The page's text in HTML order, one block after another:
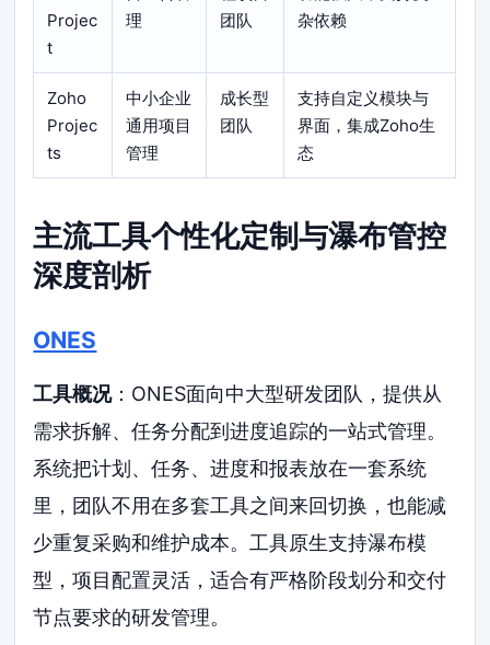
Projec
t
理
团队
杂依赖
Zoho
Projec
ts
中小企业
通用项目
管理
成长型
团队
支持自定义模块与
界面，集成Zoho生
态
主流工具个性化定制与瀑布管控
深度剖析
ONES
工具概况：ONES面向中大型研发团队，提供从
需求拆解、任务分配到进度追踪的一站式管理。
系统把计划、任务、进度和报表放在一套系统
里，团队不用在多套工具之间来回切换，也能减
少重复采购和维护成本。工具原生支持瀑布模
型，项目配置灵活，适合有严格阶段划分和交付
节点要求的研发管理。